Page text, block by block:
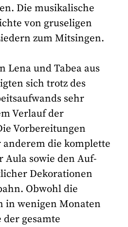
Die musikalische
von gruseligen
zum Mitsingen.
Lena und Tabea aus
sich trotz des
sehr
Verlauf der
Vorbereitungen
die komplette
Aula sowie den Auf-
Dekorationen
Obwohl die
in wenigen Monaten
gesamte